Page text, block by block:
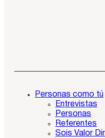
Personas como tú
Entrevistas
Personas
Referentes
Sois Valor